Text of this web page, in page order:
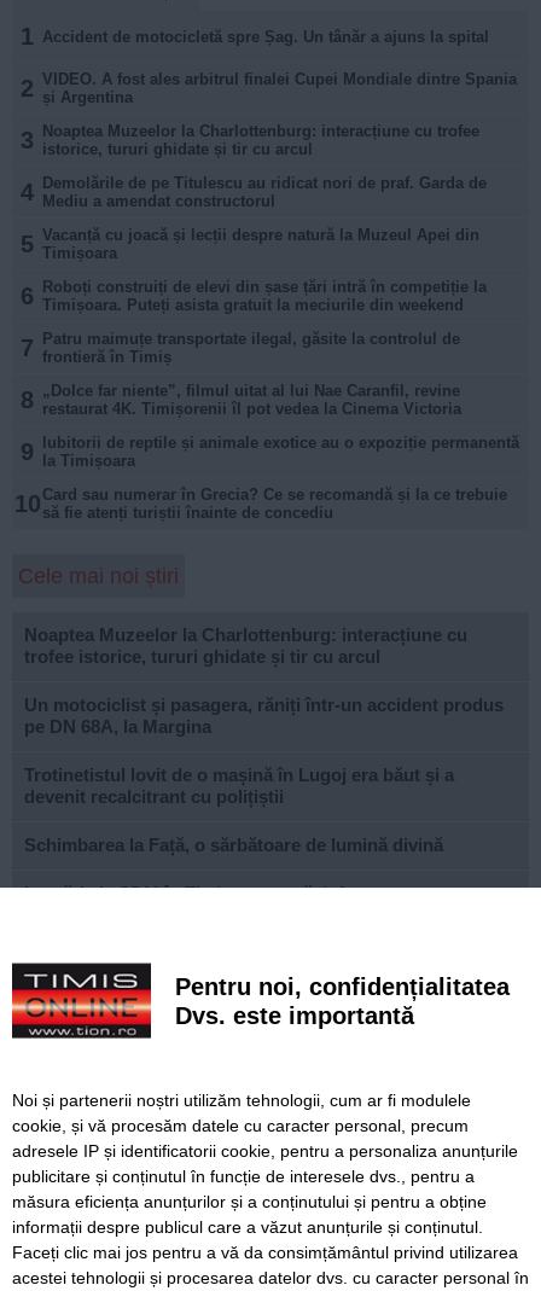
1 Accident de motocicletă spre Șag. Un tânăr a ajuns la spital
2 VIDEO. A fost ales arbitrul finalei Cupei Mondiale dintre Spania
și Argentina
3
Noaptea Muzeelor la Charlottenburg: interacțiune cu trofee
istorice, tururi ghidate și tir cu arcul
4
Demolările de pe Titulescu au ridicat nori de praf. Garda de
Mediu a amendat constructorul
5 Vacanță cu joacă și lecții despre natură la Muzeul Apei din
Timișoara
6
Roboți construiți de elevi din șase țări intră în competiție la
Timișoara. Puteți asista gratuit la meciurile din weekend
7
Patru maimuțe transportate ilegal, găsite la controlul de
frontieră în Timiș
8 „Dolce far niente”, filmul uitat al lui Nae Caranfil, revine
restaurat 4K. Timișorenii îl pot vedea la Cinema Victoria
9
Iubitorii de reptile și animale exotice au o expoziție permanentă
la Timișoara
10 Card sau numerar în Grecia? Ce se recomandă și la ce trebuie
să fie atenți turiștii înainte de concediu
Cele mai noi știri
Noaptea Muzeelor la Charlottenburg: interacțiune cu
trofee istorice, tururi ghidate și tir cu arcul
Un motociclist și pasagera, răniți într-un accident produs
pe DN 68A, la Margina
Trotinetistul lovit de o mașină în Lugoj era băut și a
devenit recalcitrant cu polițiștii
Schimbarea la Față, o sărbătoare de lumină divină
Lucrări ale SDM în Timișoara, astăzi, 6 august
Tânăr trotinetist, lovit de mașină la Lugoj. S-a ales cu
traumatism cranian
Patru bărbați înjunghiați cu o foarfecă în centrul Londrei.
O femeie de 47 de ani a fost arestată
Alertă în Mamaia după ce o dronă a fost găsită în mare
Pentru noi, confidențialitatea
Dvs. este importantă
Noi și partenerii noștri utilizăm tehnologii, cum ar fi modulele
cookie, și vă procesăm datele cu caracter personal, precum
adresele IP și identificatorii cookie, pentru a personaliza anunțurile
publicitare și conținutul în funcție de interesele dvs., pentru a
măsura eficiența anunțurilor și a conținutului și pentru a obține
informații despre publicul care a văzut anunțurile și conținutul.
Faceți clic mai jos pentru a vă da consimțământul privind utilizarea
acestei tehnologii și procesarea datelor dvs. cu caracter personal în